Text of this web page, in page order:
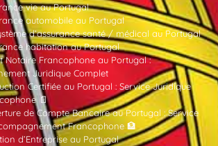
vie au Portugal
automobile au Portugal
d’assurance santé / médical au Portugal
habitation au Portugal
Notaire Francophone au Portugal :
Juridique Complet
Certifiée au Portugal : Service Juridique
📄
de Compte Bancaire au Portugal : Service
Francophone 🏦
d’Entreprise au Portugal